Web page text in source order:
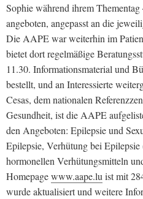
Sophie während ihrem
angeboten, angepasst an die
Die AAPE war weiterhin im
bietet dort regelmäßige
11.30. Informationsmaterial und
bestellt, und an Interessierte
Cesas, dem nationalen
Gesundheit, ist die AAPE
den Angeboten: Epilepsie und
Epilepsie, Verhütung bei
hormonellen Verhütungsmitteln
Homepagewww.aape.lu ist mit
wurde aktualisiert und weitere